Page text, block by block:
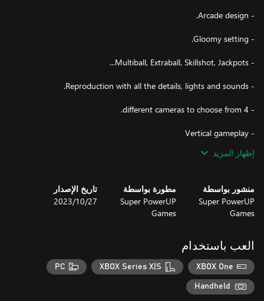
- Online Leaderboard.
إظهار المزيد
منشور بواسطة
Super PowerUP
Games
مطورة بواسطة
Super PowerUP
Games
تاريخ الإصدار
27‏/10‏/2023
العب باستخدام
XBOX One
XBOX Series X|S
PC
Handheld